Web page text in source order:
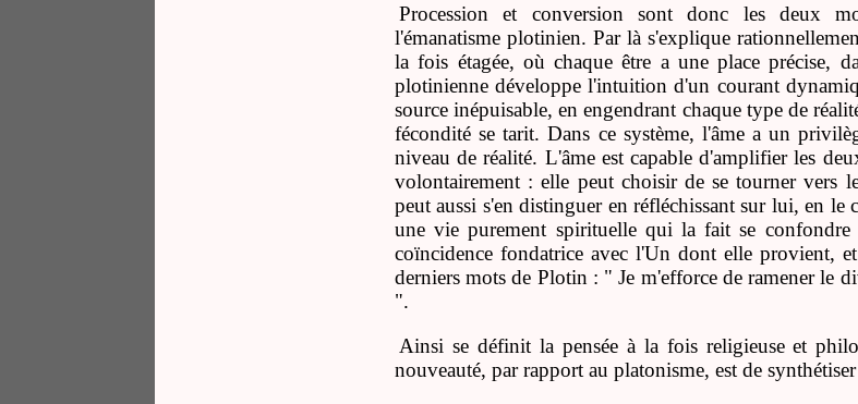
Procession et conversion sont donc les deux
l'émanatisme plotinien. Par là s'explique
la fois étagée, où chaque être a une place précise,
plotinienne développe l'intuition d'un courant
source inépuisable, en engendrant chaque type de
fécondité se tarit. Dans ce système, l'âme a un
niveau de réalité. L'âme est capable d'amplifier les
volontairement : elle peut choisir de se tourner vers
peut aussi s'en distinguer en réfléchissant sur lui, en
une vie purement spirituelle qui la fait se
coïncidence fondatrice avec l'Un dont elle provient,
derniers mots de Plotin : " Je m'efforce de ramener le
".
Ainsi se définit la pensée à la fois religieuse et
nouveauté, par rapport au platonisme, est de